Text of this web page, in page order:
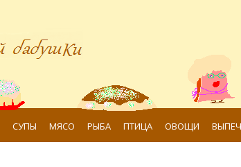
СУПЫ МЯСО РЫБА ПТИЦА ОВОЩИ